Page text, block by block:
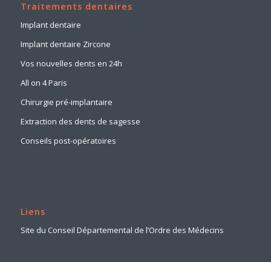
Traitements dentaires
Implant dentaire
Implant dentaire Zircone
Vos nouvelles dents en 24h
All on 4 Paris
Chirurgie pré-implantaire
Extraction des dents de sagesse
Conseils post-opératoires
Liens
Site du Conseil Départemental de l’Ordre des Médecins